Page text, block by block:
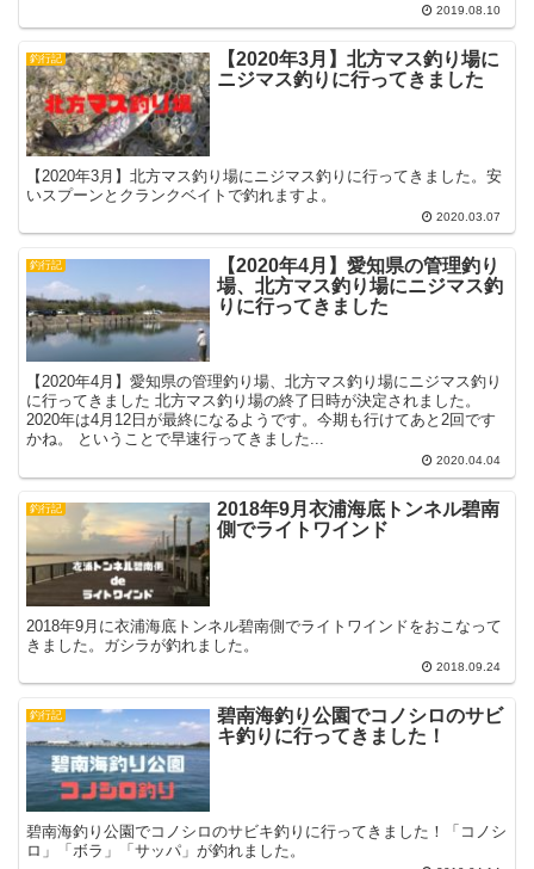
2019.08.10
釣行記
【2020年3月】北方マス釣り場に
ニジマス釣りに行ってきました
【2020年3月】北方マス釣り場にニジマス釣りに行ってきました。安
いスプーンとクランクベイトで釣れますよ。
2020.03.07
釣行記
【2020年4月】愛知県の管理釣り
場、北方マス釣り場にニジマス釣
りに行ってきました
【2020年4月】愛知県の管理釣り場、北方マス釣り場にニジマス釣り
に行ってきました 北方マス釣り場の終了日時が決定されました。
2020年は4月12日が最終になるようです。今期も行けてあと2回です
かね。 ということで早速行ってきました...
2020.04.04
釣行記
2018年9月衣浦海底トンネル碧南
側でライトワインド
2018年9月に衣浦海底トンネル碧南側でライトワインドをおこなって
きました。ガシラが釣れました。
2018.09.24
釣行記
碧南海釣り公園でコノシロのサビ
キ釣りに行ってきました！
碧南海釣り公園でコノシロのサビキ釣りに行ってきました！「コノシ
ロ」「ボラ」「サッパ」が釣れました。